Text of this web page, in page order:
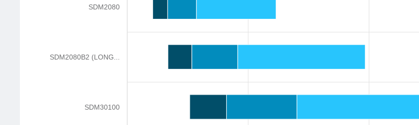
SDM2080
SDM2080B2 (LONG...
SDM30100